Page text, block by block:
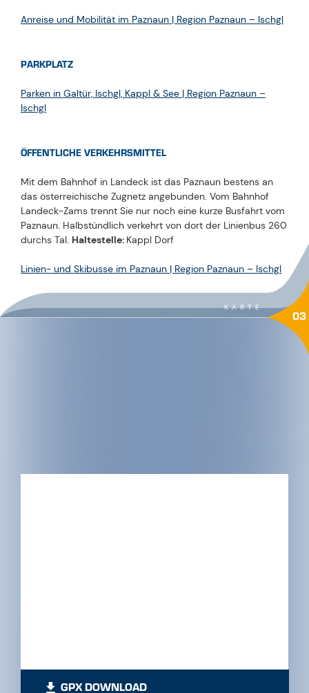
Anreise und Mobilität im Paznaun | Region Paznaun – Ischgl
PARKPLATZ
Parken in Galtür, Ischgl, Kappl & See | Region Paznaun –
Ischgl
ÖFFENTLICHE VERKEHRSMITTEL
Mit dem Bahnhof in Landeck ist das Paznaun bestens an
das österreichische Zugnetz angebunden. Vom Bahnhof
Landeck-Zams trennt Sie nur noch eine kurze Busfahrt vom
Paznaun. Halbstündlich verkehrt von dort der Linienbus 260
durchs Tal. Haltestelle: Kappl Dorf
Linien- und Skibusse im Paznaun | Region Paznaun – Ischgl
KARTE 03
GPX DOWNLOAD